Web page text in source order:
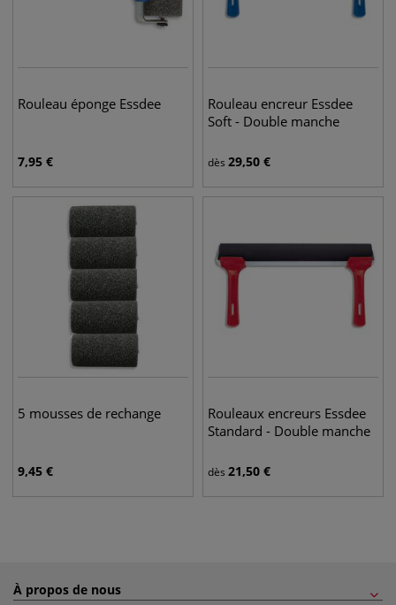
Rouleau éponge Essdee
7,95 €
Rouleau encreur Essdee
Soft - Double manche
dès 29,50 €
5 mousses de rechange
9,45 €
Rouleaux encreurs Essdee
Standard - Double manche
dès 21,50 €
À propos de nous